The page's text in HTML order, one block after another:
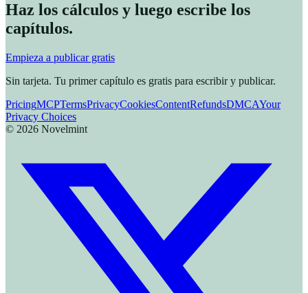
Haz los cálculos y luego escribe los
capítulos.
Empieza a publicar gratis
Sin tarjeta. Tu primer capítulo es gratis para escribir y publicar.
PricingMCPTermsPrivacyCookiesContentRefundsDMCAYour
Privacy Choices
© 2026 Novelmint